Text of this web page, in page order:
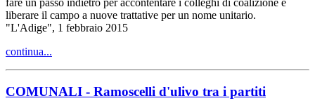
fare un passo indietro per accontentare i colleghi di coalizione e
liberare il campo a nuove trattative per un nome unitario.
"L'Adige", 1 febbraio 2015
continua...
COMUNALI - Ramoscelli d'ulivo tra i partiti